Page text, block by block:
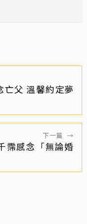
亡父 溫馨約定夢
下一篇 →
霈感念「無論婚